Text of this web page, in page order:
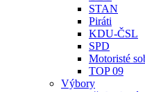
STAN
Piráti
KDU-ČSL
SPD
Motoristé
TOP 09
Výbory